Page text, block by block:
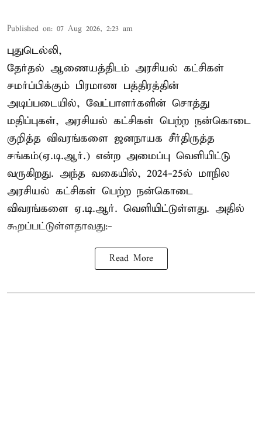
Published on: 07 Aug 2026, 2:23 am
புதுடெல்லி,
தேர்தல் ஆணையத்திடம் அரசியல் கட்சிகள்
சமர்ப்பிக்கும் பிரமாண பத்திரத்தின்
அடிப்படையில், வேட்பாளர்களின் சொத்து
மதிப்புகள், அரசியல் கட்சிகள் பெற்ற நன்கொடை
குறித்த விவரங்களை ஜனநாயக சீர்திருத்த
சங்கம்(ஏ.டி.ஆர்.) என்ற அமைப்பு வெளியிட்டு
வருகிறது. அந்த வகையில், 2024-25ல் மாநில
அரசியல் கட்சிகள் பெற்ற நன்கொடை
விவரங்களை ஏ.டி.ஆர். வெளியிட்டுள்ளது. அதில்
கூறப்பட்டுள்ளதாவது:-
Read More